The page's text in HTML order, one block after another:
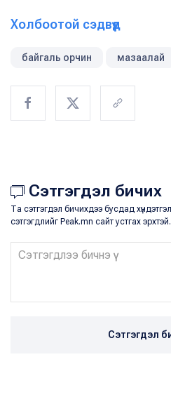
Холбоотой сэдвүүд
байгаль орчин мазаалай
Сэтгэгдэл бичих
Та сэтгэгдэл бичихдээ бусдад
сэтгэгдлийг Peak.mn сайт устгах эрхтэй.
Сэтгэгдэл